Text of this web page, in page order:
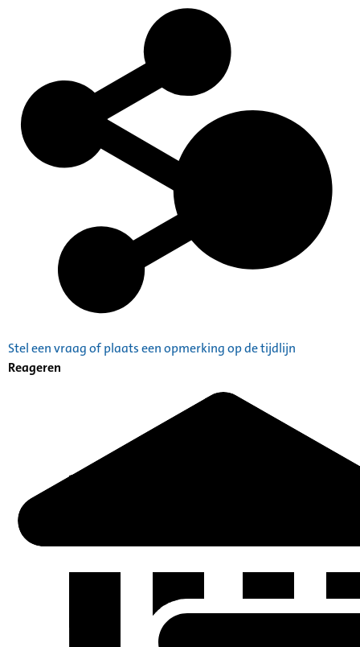
Stel een vraag of plaats een opmerking op de tijdlijn
Reageren